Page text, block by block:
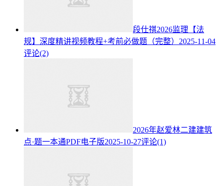
段仕祺2026监理【法
规】深度精讲视频教程+考前必做题（完整） 2025-11-04
评论(2)
2026年赵爱林二建建筑
点·题一本通PDF电子版2025-10-27评论(1)